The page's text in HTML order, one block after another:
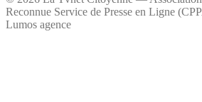
Reconnue Service de Presse en Ligne
Lumos agence